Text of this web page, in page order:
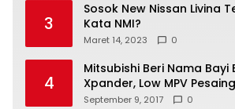
3
Sosok New Nissan Livina
Kata NMI?
Maret 14, 2023 0
4
Mitsubishi Beri Nama Bayi
Xpander, Low MPV
September 9, 2017 0